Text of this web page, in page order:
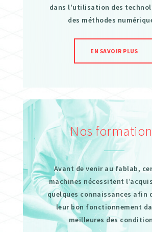
dans l'utilisation des
des méthodes
EN SAVOIR PLUS
Nos
Avant de venir au fablab,
machines nécessitent
quelques connaissances afin
leur bon fonctionnement
meilleures des